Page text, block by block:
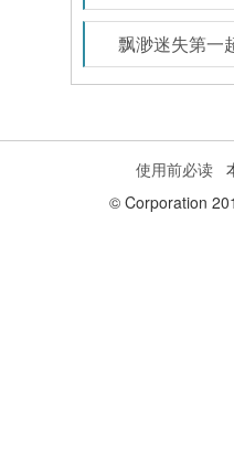
飘渺迷失第一
使用前必读
© Corporation